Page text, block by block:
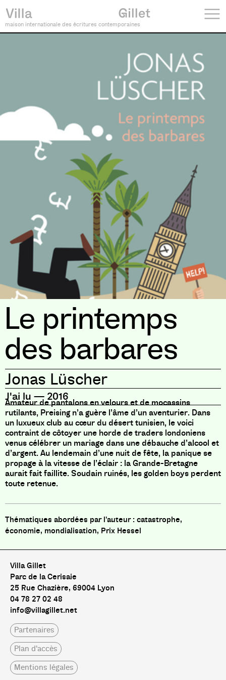
maison internationale des écritures contemporaines
Le printemps
des barbares
Jonas Lüscher
J'ai lu — 2016
Amateur de pantalons en velours et de mocassins
rutilants, Preising n’a guère l’âme d’un aventurier. Dans
un luxueux club au cœur du désert tunisien, le voici
contraint de côtoyer une horde de traders londoniens
venus célébrer un mariage dans une débauche d’alcool et
d’argent. Au lendemain d’une nuit de fête, la panique se
propage à la vitesse de l’éclair : la Grande-Bretagne
aurait fait faillite. Soudain ruinés, les golden boys perdent
toute retenue.
catastrophe,
économie, mondialisation, Prix Hessel
Villa Gillet
Parc de la Cerisaie
25 Rue Chazière, 69004 Lyon
04 78 27 02 48
info@villagillet.net
Partenaires
Plan d'accès
Mentions légales